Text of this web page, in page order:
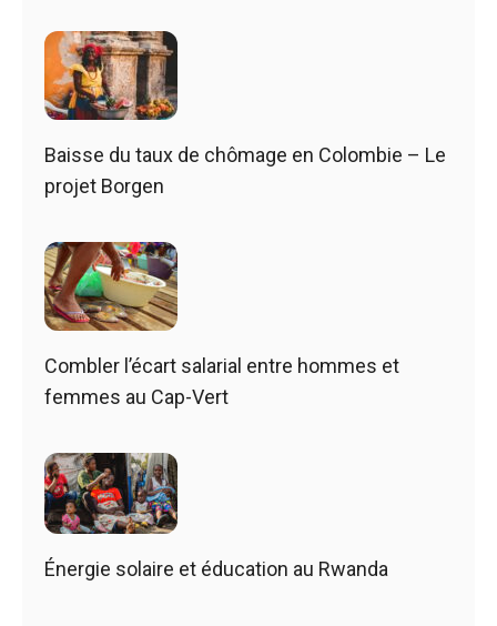
Baisse du taux de chômage en Colombie – Le
projet Borgen
Combler l’écart salarial entre hommes et
femmes au Cap-Vert
Énergie solaire et éducation au Rwanda